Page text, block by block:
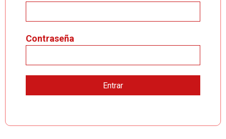
Contraseña